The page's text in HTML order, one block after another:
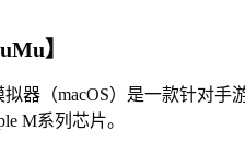
】
拟器（macOS）是一款针对手
M系列芯片。